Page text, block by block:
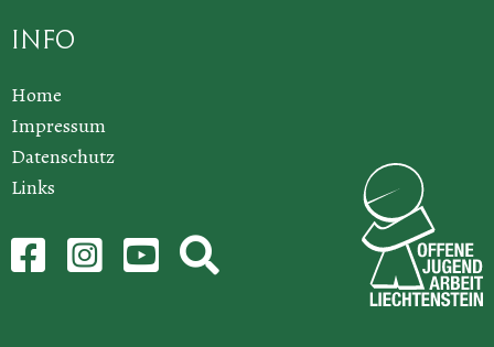
Info
Home
Impressum
Datenschutz
Links